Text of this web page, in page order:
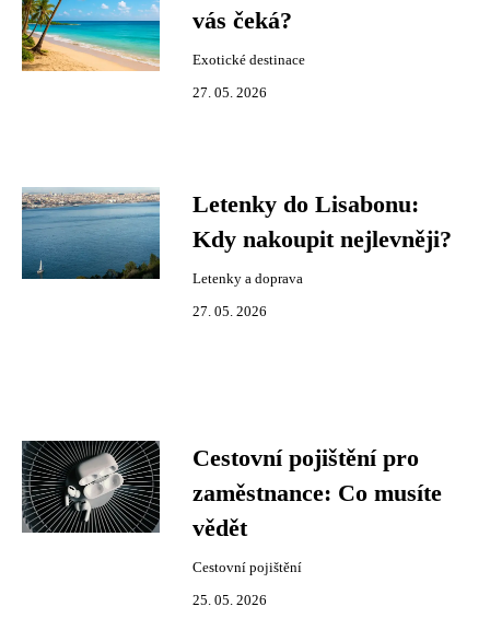
vás čeká?
Exotické destinace
27. 05. 2026
Letenky do Lisabonu:
Kdy nakoupit nejlevněji?
Letenky a doprava
27. 05. 2026
Cestovní pojištění pro
zaměstnance: Co musíte
vědět
Cestovní pojištění
25. 05. 2026